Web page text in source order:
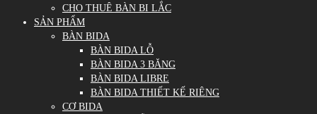
CHO THUÊ BÀN BI LẮC
SẢN PHẨM
BÀN BIDA
BÀN BIDA LỖ
BÀN BIDA 3 BĂNG
BÀN BIDA LIBRE
BÀN BIDA THIẾT KẾ RIÊNG
CƠ BIDA